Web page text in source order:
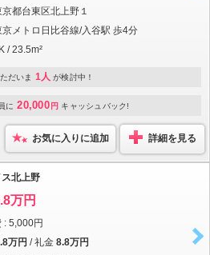
京都台東区北上野１
京メトロ日比谷線/入谷駅 歩4分
/ 23.5m²
ただいま 1人 が検討中！
に 20,000 円 キャッシュバック!
お気に入りに追加 詳細を見る
北上野
万円
: 5,000円
万円 / 礼金 8.8万円